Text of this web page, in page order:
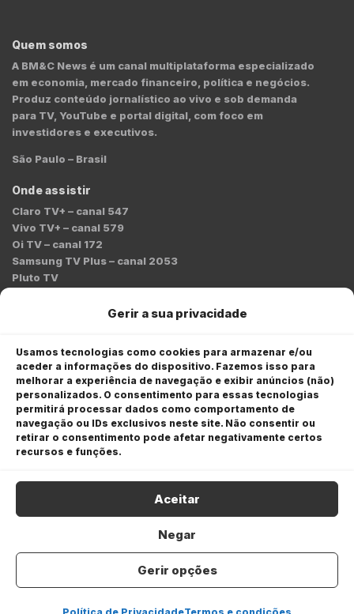
Gerir a sua privacidade
Usamos tecnologias como cookies para armazenar e/ou
aceder a informações do dispositivo. Fazemos isso para
melhorar a experiência de navegação e exibir anúncios (não)
personalizados. O consentimento para essas tecnologias
permitirá processar dados como comportamento de
navegação ou IDs exclusivos neste site. Não consentir ou
retirar o consentimento pode afetar negativamente certos
recursos e funções.
Aceitar
Negar
Gerir opções
Quem somos
A BM&C News é um canal multiplataforma especializado
em economia, mercado financeiro, política e negócios.
Produz conteúdo jornalístico ao vivo e sob demanda
para TV, YouTube e portal digital, com foco em
investidores e executivos.
São Paulo – Brasil
Onde assistir
Claro TV+ – canal 547
Vivo TV+ – canal 579
Oi TV – canal 172
Samsung TV Plus – canal 2053
Pluto TV
redacao@bmcnews.com.br
Comercial:
comercial@bmcnews.com.br
Anuncie na BM&C News
A BM&C News conecta marcas a milhões de investidores
através de TV, YouTube e plataformas digitais.
COPYRIGHT © 2026 BM&C News. Todos os direitos
reservados.